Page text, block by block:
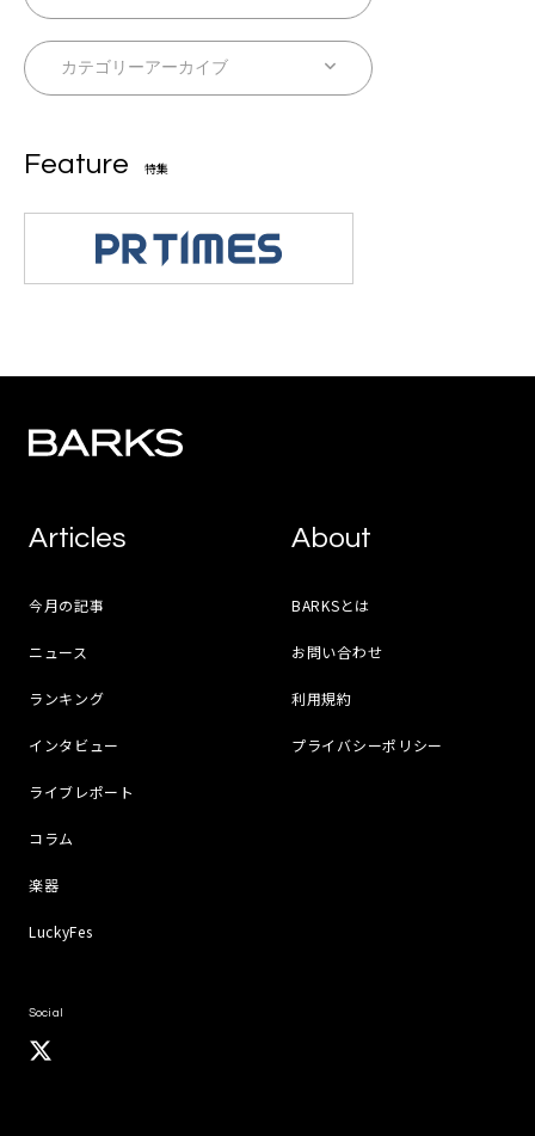
Feature 特集
Articles
今月の記事
ニュース
ランキング
インタビュー
ライブレポート
コラム
楽器
LuckyFes
About
BARKSとは
お問い合わせ
利用規約
プライバシーポリシー
Social